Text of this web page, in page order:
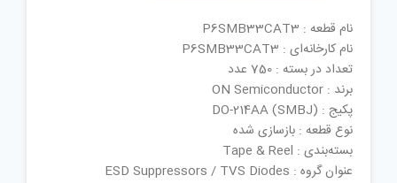
نام قطعه : P6SMB33CAT3
نام کارخانه‌ای : P6SMB33CAT3
تعداد در بسته : 750 عدد
برند : ON Semiconductor
پکیج : DO-214AA (SMBJ)
نوع قطعه : بازسازی شده
بسته‌بندی : Tape & Reel
عنوان گروه : ESD Suppressors / TVS Diodes